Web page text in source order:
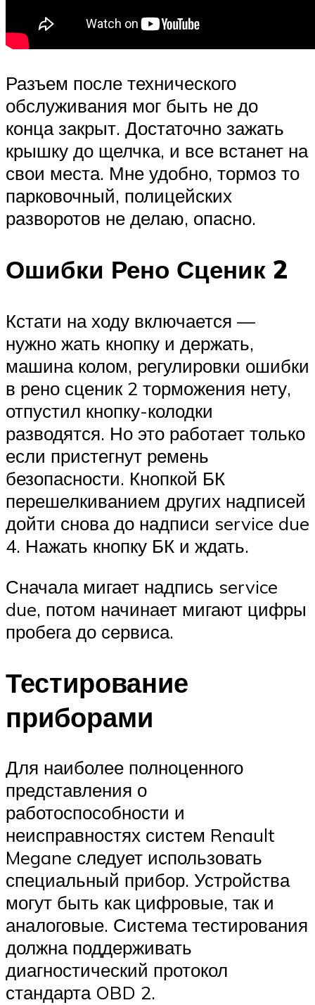
Разъем после технического
обслуживания мог быть не до
конца закрыт. Достаточно зажать
крышку до щелчка, и все встанет на
свои места. Мне удобно, тормоз то
парковочный, полицейских
разворотов не делаю, опасно.
Ошибки Рено Сценик 2
Кстати на ходу включается —
нужно жать кнопку и держать,
машина колом, регулировки ошибки
в рено сценик 2 торможения нету,
отпустил кнопку-колодки
разводятся. Но это работает только
если пристегнут ремень
безопасности. Кнопкой БК
перешелкиванием других надписей
дойти снова до надписи service due
4. Нажать кнопку БК и ждать.
Сначала мигает надпись service
due, потом начинает мигают цифры
пробега до сервиса.
Тестирование
приборами
Для наиболее полноценного
представления о
работоспособности и
неисправностях систем Renault
Megane следует использовать
специальный прибор. Устройства
могут быть как цифровые, так и
аналоговые. Система тестирования
должна поддерживать
диагностический протокол
стандарта OBD 2.